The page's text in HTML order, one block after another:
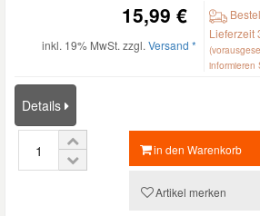
15,99 €
inkl. 19% MwSt. zzgl. Versand *
Lieferzeit
informieren
Details
in den Warenkorb
Artikel merken